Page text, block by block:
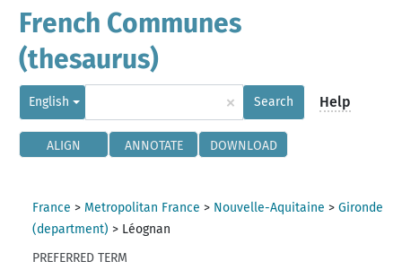
French Communes
(thesaurus)
English × Search Help
ALIGN ANNOTATE DOWNLOAD
France > Metropolitan France > Nouvelle-Aquitaine >Gironde
(department) > Léognan
PREFERRED TERM